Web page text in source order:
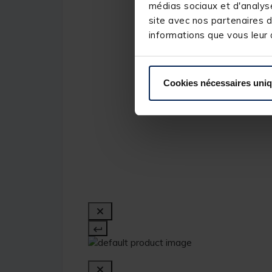
médias sociaux et
site avec nos partenaires
informations que vous
Cookies nécessaires